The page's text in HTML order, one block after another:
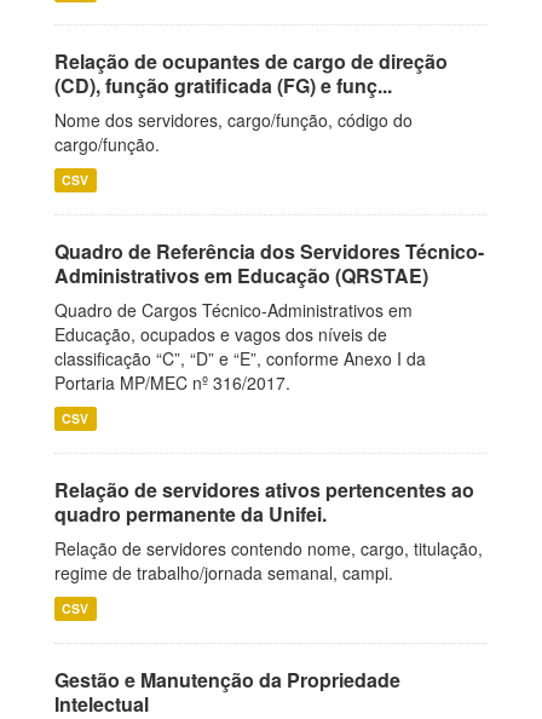
Relação de ocupantes de cargo de direção
(CD), função gratificada (FG) e funç...
Nome dos servidores, cargo/função, código do
cargo/função.
CSV
Quadro de Referência dos Servidores Técnico-
Administrativos em Educação (QRSTAE)
Quadro de Cargos Técnico-Administrativos em
Educação, ocupados e vagos dos níveis de
classificação “C”, “D” e “E”, conforme Anexo I da
Portaria MP/MEC nº 316/2017.
CSV
Relação de servidores ativos pertencentes ao
quadro permanente da Unifei.
Relação de servidores contendo nome, cargo, titulação,
regime de trabalho/jornada semanal, campi.
CSV
Gestão e Manutenção da Propriedade
Intelectual